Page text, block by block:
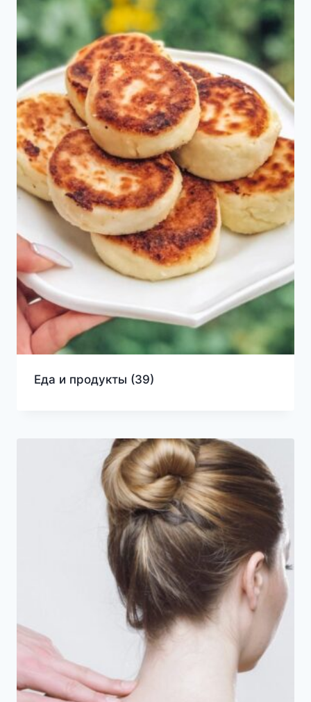
Еда и продукты (39)